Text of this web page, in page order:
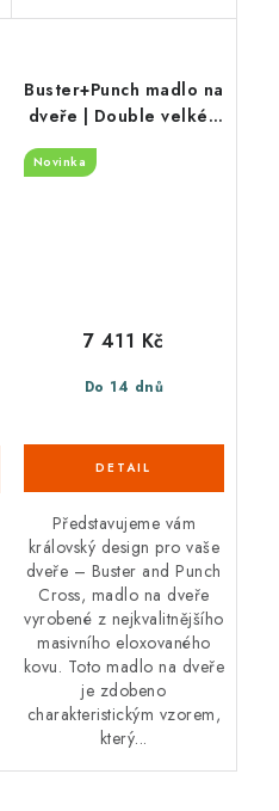
Buster+Punch madlo na
dveře | Double velké |
Novinka
Do 14 dnů
7 411 Kč
Představujeme vám
královský design pro vaše
dveře – Buster and Punch
Cross, madlo na dveře
vyrobené z nejkvalitnějšího
masivního eloxovaného
kovu. Toto madlo na dveře
je zdobeno
charakteristickým vzorem,
který...